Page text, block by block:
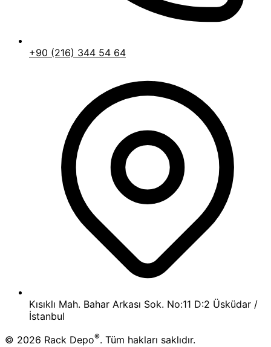
+90 (216) 344 54 64
Kısıklı Mah. Bahar Arkası Sok. No:11 D:2 Üsküdar /
İstanbul
© 2026 Rack Depo®. Tüm hakları saklıdır.